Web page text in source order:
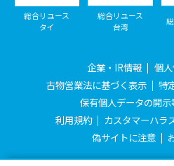
総合リユース
タイ
総合リユース
台湾
企業・IR情報
個
古物営業法に基づく表示
特
保有個人データの開
利用規約
カスタマーハラ
偽サイトに注意